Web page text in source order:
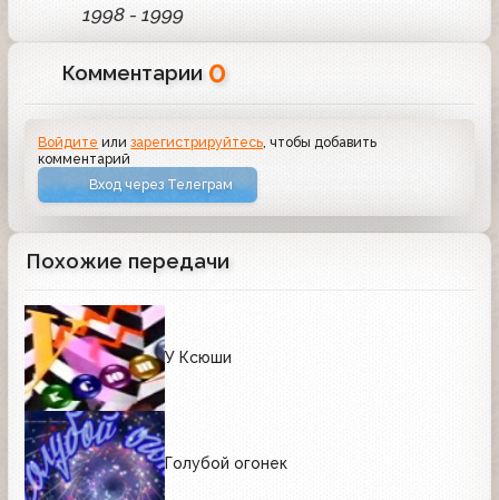
1998 - 1999
Комментарии 0
Войдите илизарегистрируйтесь , чтобы добавить
комментарий
Вход через Телеграм
Похожие передачи
У Ксюши
Голубой огонек